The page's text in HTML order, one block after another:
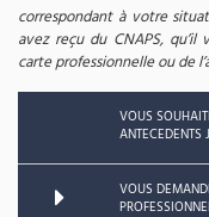
correspondant à votre
avez reçu du CNAPS,
carte professionnelle ou de
VOUS
ANTECEDENTS
VOUS